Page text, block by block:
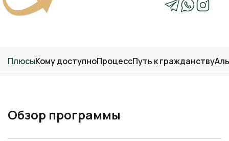
ПлюсыКому доступноПроцессПуть к гражданству
Обзор программы